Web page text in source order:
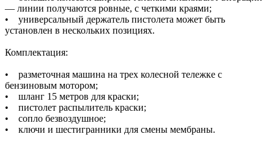
— линии получаются ровные, с четкими краями;
• универсальный держатель пистолета может быть
установлен в нескольких позициях.
Комплектация:
• разметочная машина на трех колесной тележке с
бензиновым мотором;
• шланг 15 метров для краски;
• пистолет распылитель краски;
• сопло безвоздушное;
• ключи и шестигранники для смены мембраны.